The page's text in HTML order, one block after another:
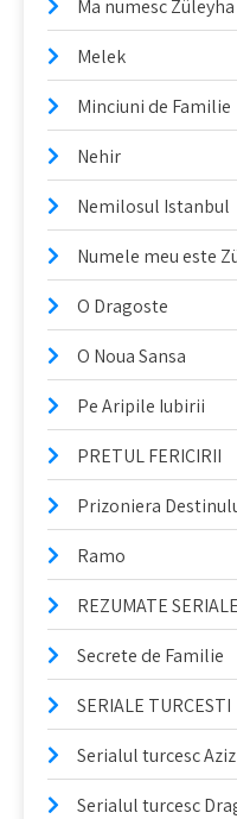
Ma numesc Züleyha
Melek
Minciuni de Familie
Nehir
Nemilosul Istanbul
Numele meu este
O Dragoste
O Noua Sansa
Pe Aripile Iubirii
PRETUL FERICIRII
Prizoniera
Ramo
REZUMATE
Secrete de Familie
SERIALE TURCESTI
Serialul turcesc Aziz
Serialul turcesc